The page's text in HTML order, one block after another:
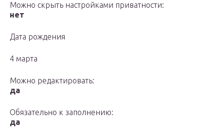
Можно скрыть настройками приватности:
нет
Дата рождения
4 марта
Можно редактировать:
да
Обязательно к заполнению:
да